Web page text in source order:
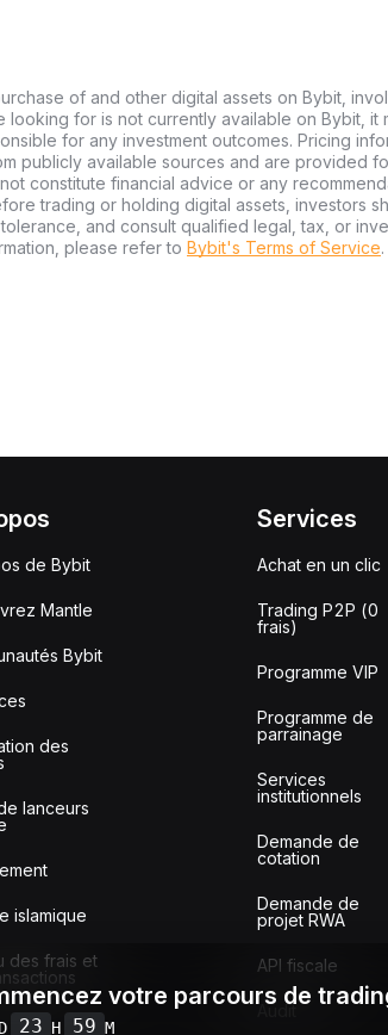
of and other digital assets on Bybit,
looking for is not currently available on Bybit, it
for any investment outcomes. Pricing
publicly available sources and are provided
constitute financial advice or any
trading or holding digital assets, investors
and consult qualified legal, tax, or
please refer to Bybit's Terms of Service.
de Bybit
Mantle
Bybit
des
lanceurs
islamique
des frais et
Services
Achat en un clic
Trading P2P (0
frais)
Programme VIP
Programme de
parrainage
Services
institutionnels
Demande de
cotation
Demande de
projet RWA
API fiscale
Audit
votre parcours de
D 23 H 59 M